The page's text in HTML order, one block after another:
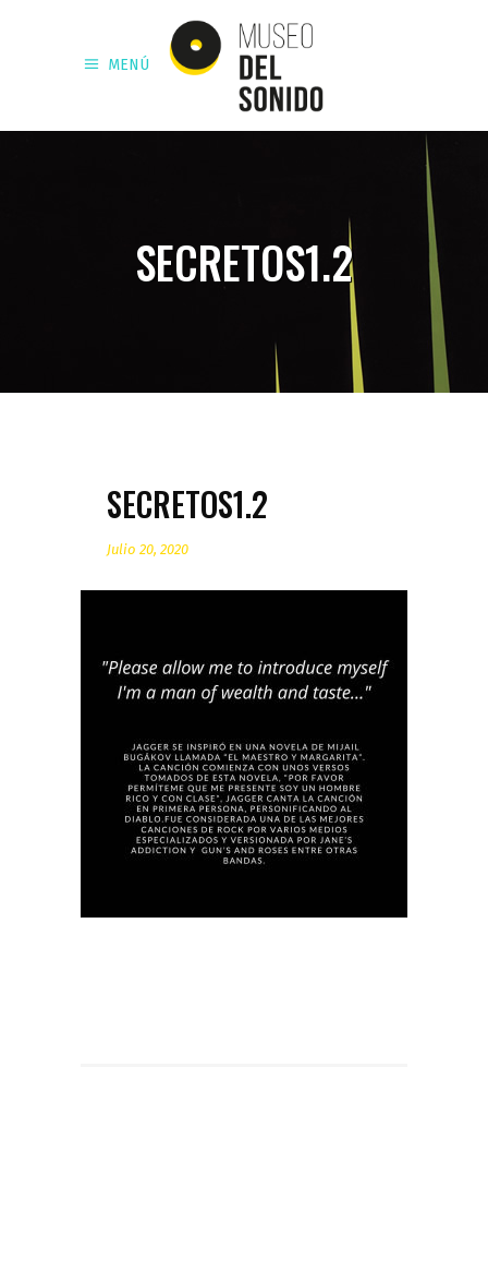
MENÚ
SECRETOS1.2
SECRETOS1.2
Julio 20, 2020